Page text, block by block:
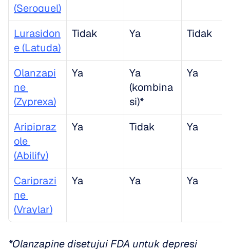
(Seroquel)
Lurasidon
e (Latuda)
Tidak Ya Tidak
Olanzapi
ne
(Zyprexa)
Ya
Ya
(kombina
si)*
Ya
Aripipraz
ole
(Abilify)
Ya Tidak Ya
Cariprazi
ne
(Vraylar)
Ya Ya Ya
*Olanzapine disetujui FDA untuk depresi